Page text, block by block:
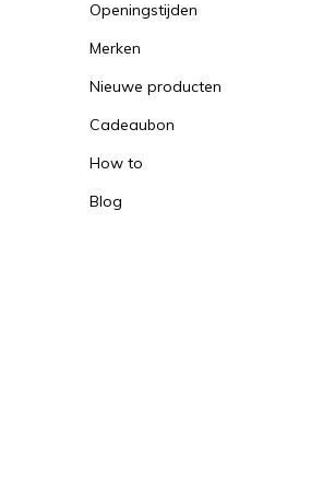
Openingstijden
Merken
Nieuwe producten
Cadeaubon
How to
Blog